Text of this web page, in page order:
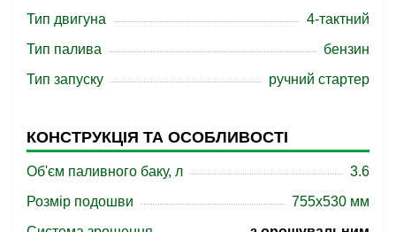
Тип двигуна
4-тактний
Тип палива
бензин
Тип запуску
ручний стартер
КОНСТРУКЦІЯ ТА ОСОБЛИВОСТІ
Об'єм паливного баку, л
3.6
Розмір подошви
755х530 мм